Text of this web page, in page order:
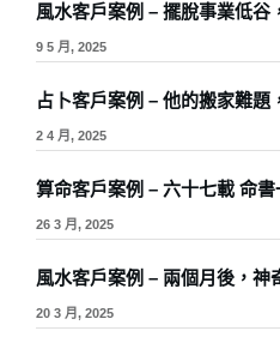
風水客戶案例 – 擺脫事業低谷
9 5 月, 2025
占卜客戶案例 – 他的搬家難
2 4 月, 2025
算命客戶案例 – 六十七載 命書
26 3 月, 2025
風水客戶案例 – 兩個月後，
20 3 月, 2025